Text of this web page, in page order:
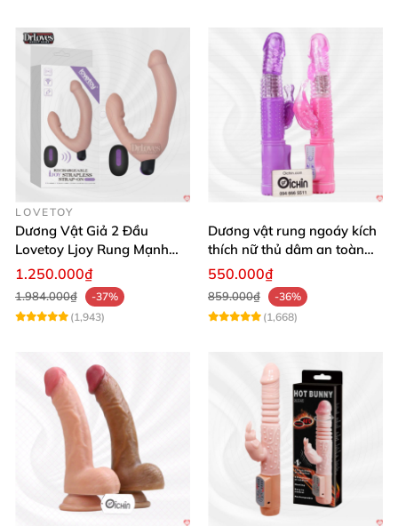
LOVETOY
Dương Vật Giả 2 Đầu
Lovetoy Ljoy Rung Mạnh
ĐKTX Hút Sâu
1.250.000₫
1.984.000₫
-37%
(1,943)
Dương vật rung ngoáy kích
thích nữ thủ dâm an toàn
cao cấp
550.000₫
859.000₫
-36%
(1,668)